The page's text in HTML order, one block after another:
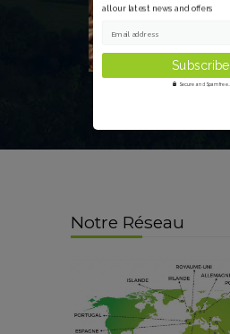
Notre Réseau
all our latest news and offers
Email address
Secure and Spam free...